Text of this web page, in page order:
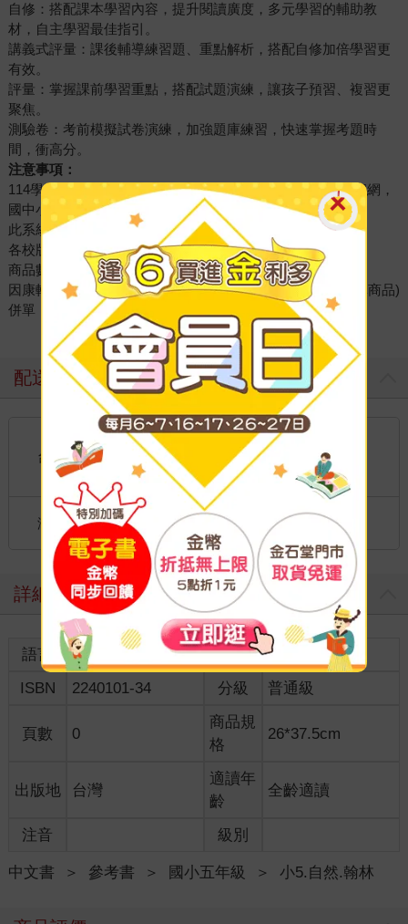
自修：搭配課本學習內容，提升閱讀廣度，多元學習的輔助教
材，自主學習最佳指引。
講義式評量：課後輔導練習題、重點解析，搭配自修加倍學習更
有效。
評量：掌握課前學習重點，搭配試題演練，讓孩子預習、複習更
聚焦。
測驗卷：考前模擬試卷演練，加強題庫練習，快速掌握考題時
間，衝高分。
注意事項：
114學年(下)學期各版本參考書，如需查詢請至金石堂本站官網，
國中小各校用書版本【查詢系統】讓你一次買齊！
此系統為學年度適用（全新版本）。
各校版本資料僅供參考，如有更動請以學校公佈為主。
商品數量若超過1本，請進入購物車後可更新數量。
因康軒、翰林、南一到貨日期不一，建議不可與(一般、預購商品)
併單，避免影響出貨時間，敬請見諒！
配送方式
台灣
國內宅配：本島、離島
到店取貨：
不限金額免運費
海外
國際快遞：全球
港澳店取：
詳細資料
語言 中文繁體 裝訂
紙本平裝
ISBN
2240101-34 分級 普通級
頁數 0
商品規
格
26*37.5cm
出版地 台灣
適讀年
齡
全齡適讀
注音 級別
中文書 ＞ 參考書 ＞ 國小五年級 ＞ 小5.自然.翰林